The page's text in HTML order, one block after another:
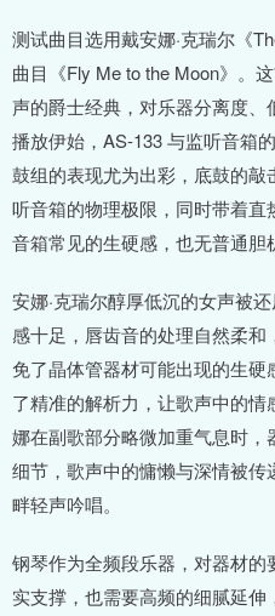
测试曲目选用戴安娜·克瑞尔《
曲目《Fly Me to the Moon》。
声的爵士经典，对乐器分离度、
播放伊始，AS-133 与监听音箱
鼓组的表现尤为出彩，底鼓的
听音箱的物理极限，同时带着
音箱常见的生硬感，也无普通胆
安娜·克瑞尔醇厚低沉的女声被
感十足，唇齿音的处理自然柔
免了晶体管器材可能出现的生
了精准的解析力，让歌声中的
娜在副歌部分略微加重气息时
细节，歌声中的慵懒与深情被
畔轻声吟唱。
钢琴作为全频段乐器，对器材
实支撑，也需要高频的细腻延伸